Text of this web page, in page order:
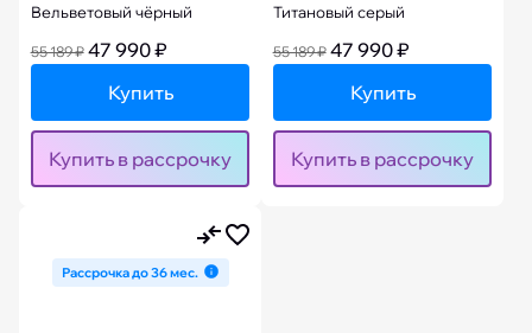
Вельветовый чёрный
55 189 ₽ 47 990 ₽
Купить
Купить в рассрочку
Титановый серый
55 189 ₽ 47 990 ₽
Купить
Купить в рассрочку
Рассрочка до 36 мес.